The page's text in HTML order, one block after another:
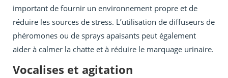
important de fournir un environnement propre et de
réduire les sources de stress. L’utilisation de diffuseurs de
phéromones ou de sprays apaisants peut également
aider à calmer la chatte et à réduire le marquage urinaire.
Vocalises et agitation